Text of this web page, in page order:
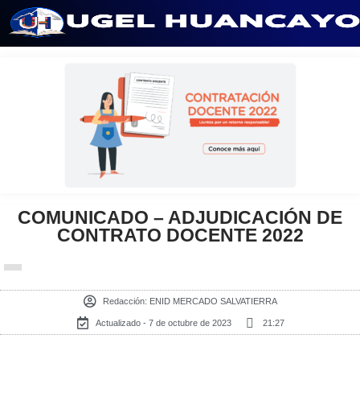
COMUNICADO – ADJUDICACIÓN DE
CONTRATO DOCENTE 2022
Redacción: ENID MERCADO SALVATIERRA
Actualizado - 7 de octubre de 2023 21:27